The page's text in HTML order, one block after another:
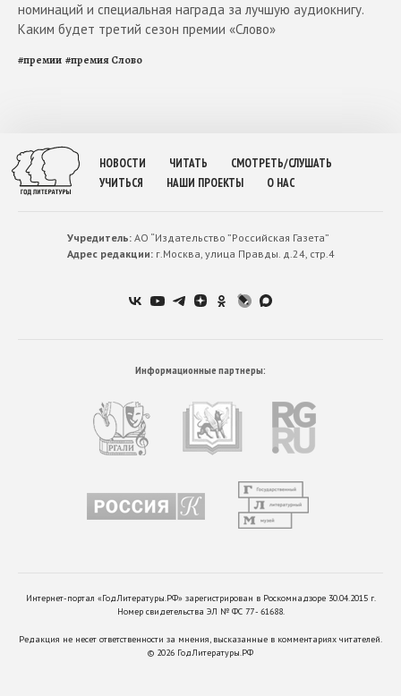
номинаций и специальная награда за лучшую аудиокнигу.
Каким будет третий сезон премии «Слово»
#премии #премия Слово
НОВОСТИ ЧИТАТЬ
СМОТРЕТЬ/СЛУШАТЬ
УЧИТЬСЯ
НАШИ ПРОЕКТЫ О НАС
Учредитель:АО “Издательство ”Российская Газета”
Адрес редакции:г.Москва, улица Правды. д.24, стр.4
Информационные партнеры:
Интернет-портал «ГодЛитературы.РФ» зарегистрирован в Роскомнадзоре 30.04.2015 г.
Номер свидетельства ЭЛ № ФС 77 - 61688.
Редакция не несет ответственности за мнения, высказанные в комментариях читателей.
© 2026 ГодЛитературы.РФ